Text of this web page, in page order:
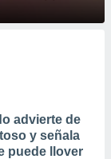
advierte de
y señala
puede llover